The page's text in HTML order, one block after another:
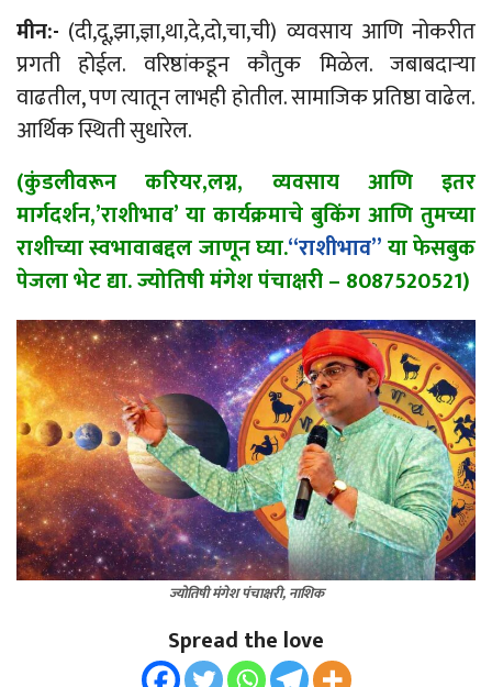
मीन:- (दी,दू,झा,ज्ञा,था,दे,दो,चा,ची) व्यवसाय आणि नोकरीत
प्रगती होईल. वरिष्ठांकडून कौतुक मिळेल. जबाबदाऱ्या
वाढतील, पण त्यातून लाभही होतील. सामाजिक प्रतिष्ठा वाढेल.
आर्थिक स्थिती सुधारेल.
(कुंडलीवरून करियर,लग्न, व्यवसाय आणि इतर
मार्गदर्शन,’राशीभाव’ या कार्यक्रमाचे बुकिंग आणि तुमच्या
राशीच्या स्वभावाबद्दल जाणून घ्या.“राशीभाव”या फेसबुक
पेजला भेट द्या. ज्योतिषी मंगेश पंचाक्षरी – 8087520521)
ज्योतिषी मंगेश पंचाक्षरी, नाशिक
Spread the love